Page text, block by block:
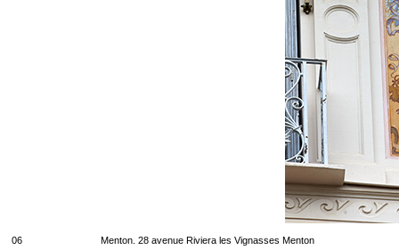
06 Menton. 28 avenue Riviera les Vignasses Menton